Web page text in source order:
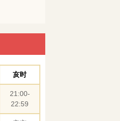
亥时
21:00-
22:59